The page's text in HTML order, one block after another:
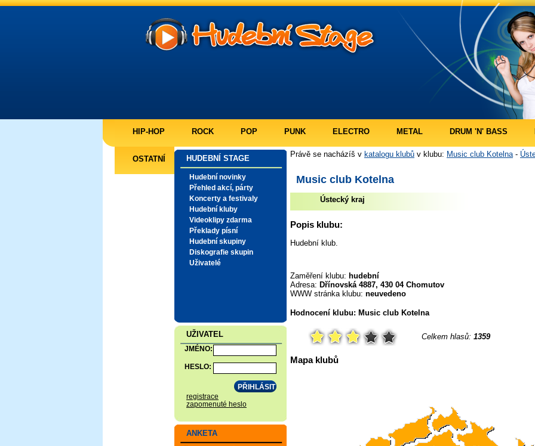
HIP-HOP ROCK POP PUNK ELECTRO METAL DRUM 'N' BASS
OSTATNÍ HUDEBNÍ STAGE
Hudební novinky
Přehled akcí, párty
Koncerty a festivaly
Hudební kluby
Videoklipy zdarma
Překlady písní
Hudební skupiny
Diskografie skupin
Uživatelé
UŽIVATEL
JMÉNO:
HESLO:
registrace
zapomenuté heslo
ANKETA
Právě se nacházíš v katalogu klubů v klubu: Music club Kotelna-
Music club Kotelna
Ústecký kraj
Popis klubu:
Hudební klub.
Zaměření klubu: hudební
Adresa: Dřínovská 4887, 430 04 Chomutov
WWW stránka klubu: neuvedeno
Hodnocení klubu: Music club Kotelna
Celkem hlasů: 1359
Mapa klubů